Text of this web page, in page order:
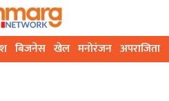
बिजनेस खेल मनोरंजन अपराजिता